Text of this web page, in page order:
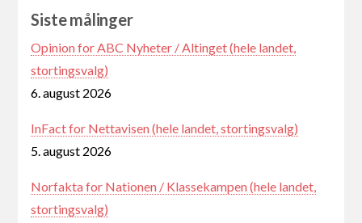
Siste målinger
Opinion for ABC Nyheter / Altinget (hele landet,
stortingsvalg)
6. august 2026
InFact for Nettavisen (hele landet, stortingsvalg)
5. august 2026
Norfakta for Nationen / Klassekampen (hele landet,
stortingsvalg)